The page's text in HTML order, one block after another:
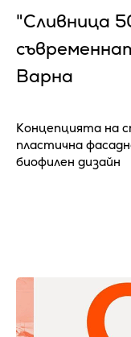
"Сливница
Варна
Концепцията на
пластична
биофилен дизайн